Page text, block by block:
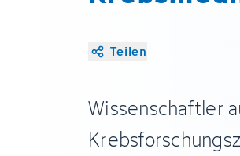
Teilen
Wissenschaftler